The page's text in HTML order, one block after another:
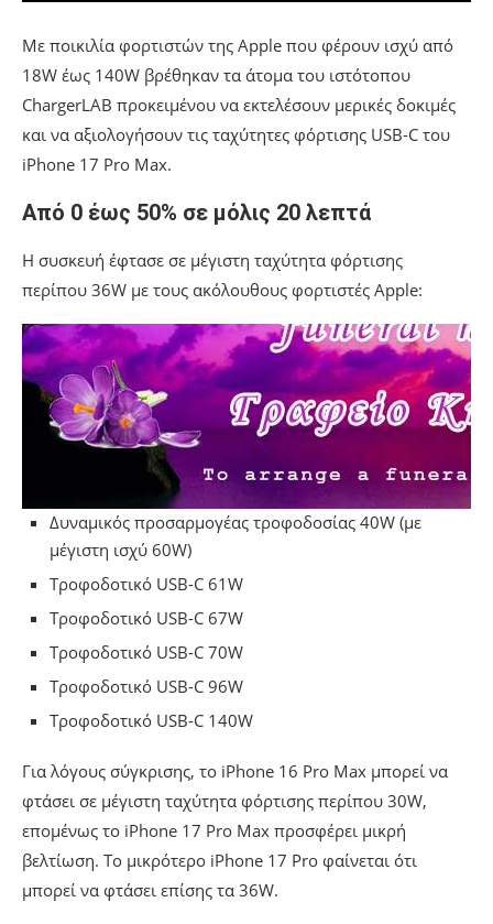
Με ποικιλία φορτιστών της Apple που φέρουν ισχύ από
18W έως 140W βρέθηκαν τα άτομα του ιστότοπου
ChargerLAB προκειμένου να εκτελέσουν μερικές δοκιμές
και να αξιολογήσουν τις ταχύτητες φόρτισης USB-C του
iPhone 17 Pro Max.
Από 0 έως 50% σε μόλις 20 λεπτά
Η συσκευή έφτασε σε μέγιστη ταχύτητα φόρτισης
περίπου 36W με τους ακόλουθους φορτιστές Apple:
Δυναμικός προσαρμογέας τροφοδοσίας 40W (με
μέγιστη ισχύ 60W)
Τροφοδοτικό USB-C 61W
Τροφοδοτικό USB-C 67W
Τροφοδοτικό USB-C 70W
Τροφοδοτικό USB-C 96W
Τροφοδοτικό USB-C 140W
Για λόγους σύγκρισης, το iPhone 16 Pro Max μπορεί να
φτάσει σε μέγιστη ταχύτητα φόρτισης περίπου 30W,
επομένως το iPhone 17 Pro Max προσφέρει μικρή
βελτίωση. Το μικρότερο iPhone 17 Pro φαίνεται ότι
μπορεί να φτάσει επίσης τα 36W.